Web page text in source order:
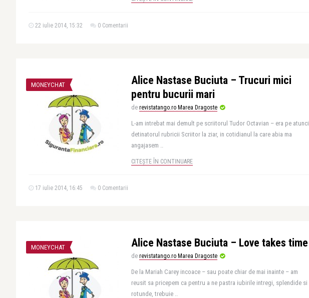
22 iulie 2014, 15:32 0 Comentarii
MONEYCHAT
Alice Nastase Buciuta – Trucuri mici
pentru bucurii mari
de revistatango.ro Marea Dragoste
L-am intrebat mai demult pe scriitorul Tudor Octavian – era pe atunci
detinatorul rubricii Scriitor la ziar, in cotidianul la care abia ma
angajasem ..
CITEȘTE ÎN CONTINUARE
17 iulie 2014, 16:45 0 Comentarii
MONEYCHAT Alice Nastase Buciuta – Love takes time
de revistatango.ro Marea Dragoste
De la Mariah Carey incoace – sau poate chiar de mai inainte – am
reusit sa pricepem ca pentru a ne pastra iubirile intregi, splendide si
rotunde, trebuie ..